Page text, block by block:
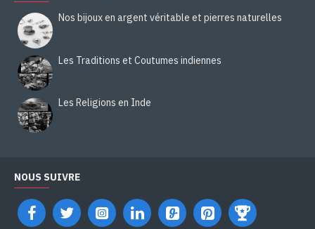
Nos bijoux en argent véritable et pierres naturelles
Les Traditions et Coutumes indiennes
Les Religions en Inde
NOUS SUIVRE